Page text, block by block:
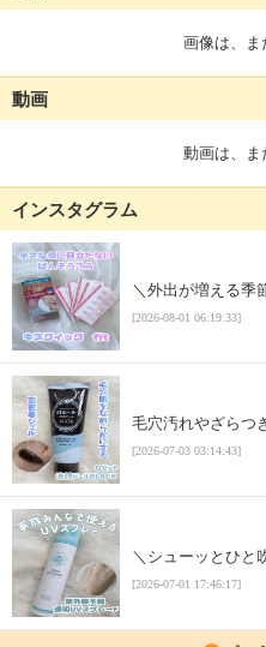
画像は、ま
動画
動画は、ま
インスタグラム
＼外出が増える季
[2026-08-01 06:19:33]
毛穴汚れやざらつ
[2026-07-03 03:14:43]
＼シューッとひと
[2026-07-01 17:46:17]